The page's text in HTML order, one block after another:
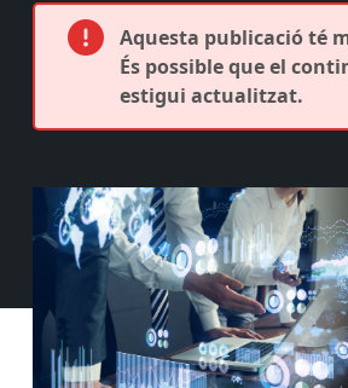
Aquesta publicació té
És possible que el
estigui actualitzat.